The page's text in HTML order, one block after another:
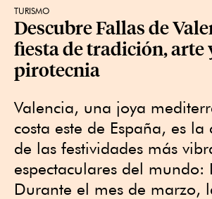
TURISMO
Descubre Fallas de
fiesta de tradición, arte
pirotecnia
Valencia, una joya
costa este de España, es
de las festividades más
espectaculares del mundo:
Durante el mes de marzo,